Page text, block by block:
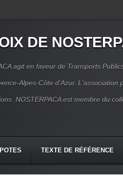
DE
agit en faveur de Transports
Alpes-Côte d'Azur. L'association
NOSTERPACA est membre du
TEXTE DE RÉFÉRENCE